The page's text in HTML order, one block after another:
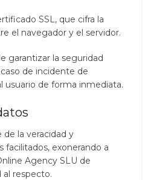
SSL, que cifra la
el navegador y el servidor.
garantizar la seguridad
de incidente de
usuario de forma inmediata.
de la veracidad y
facilitados, exonerando a
Agency SLU de
al respecto.